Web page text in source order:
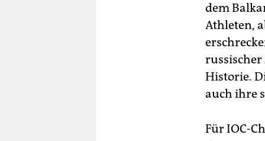
dem
Athleten,
russischer
Historie.
auch ihre
Für IOC-